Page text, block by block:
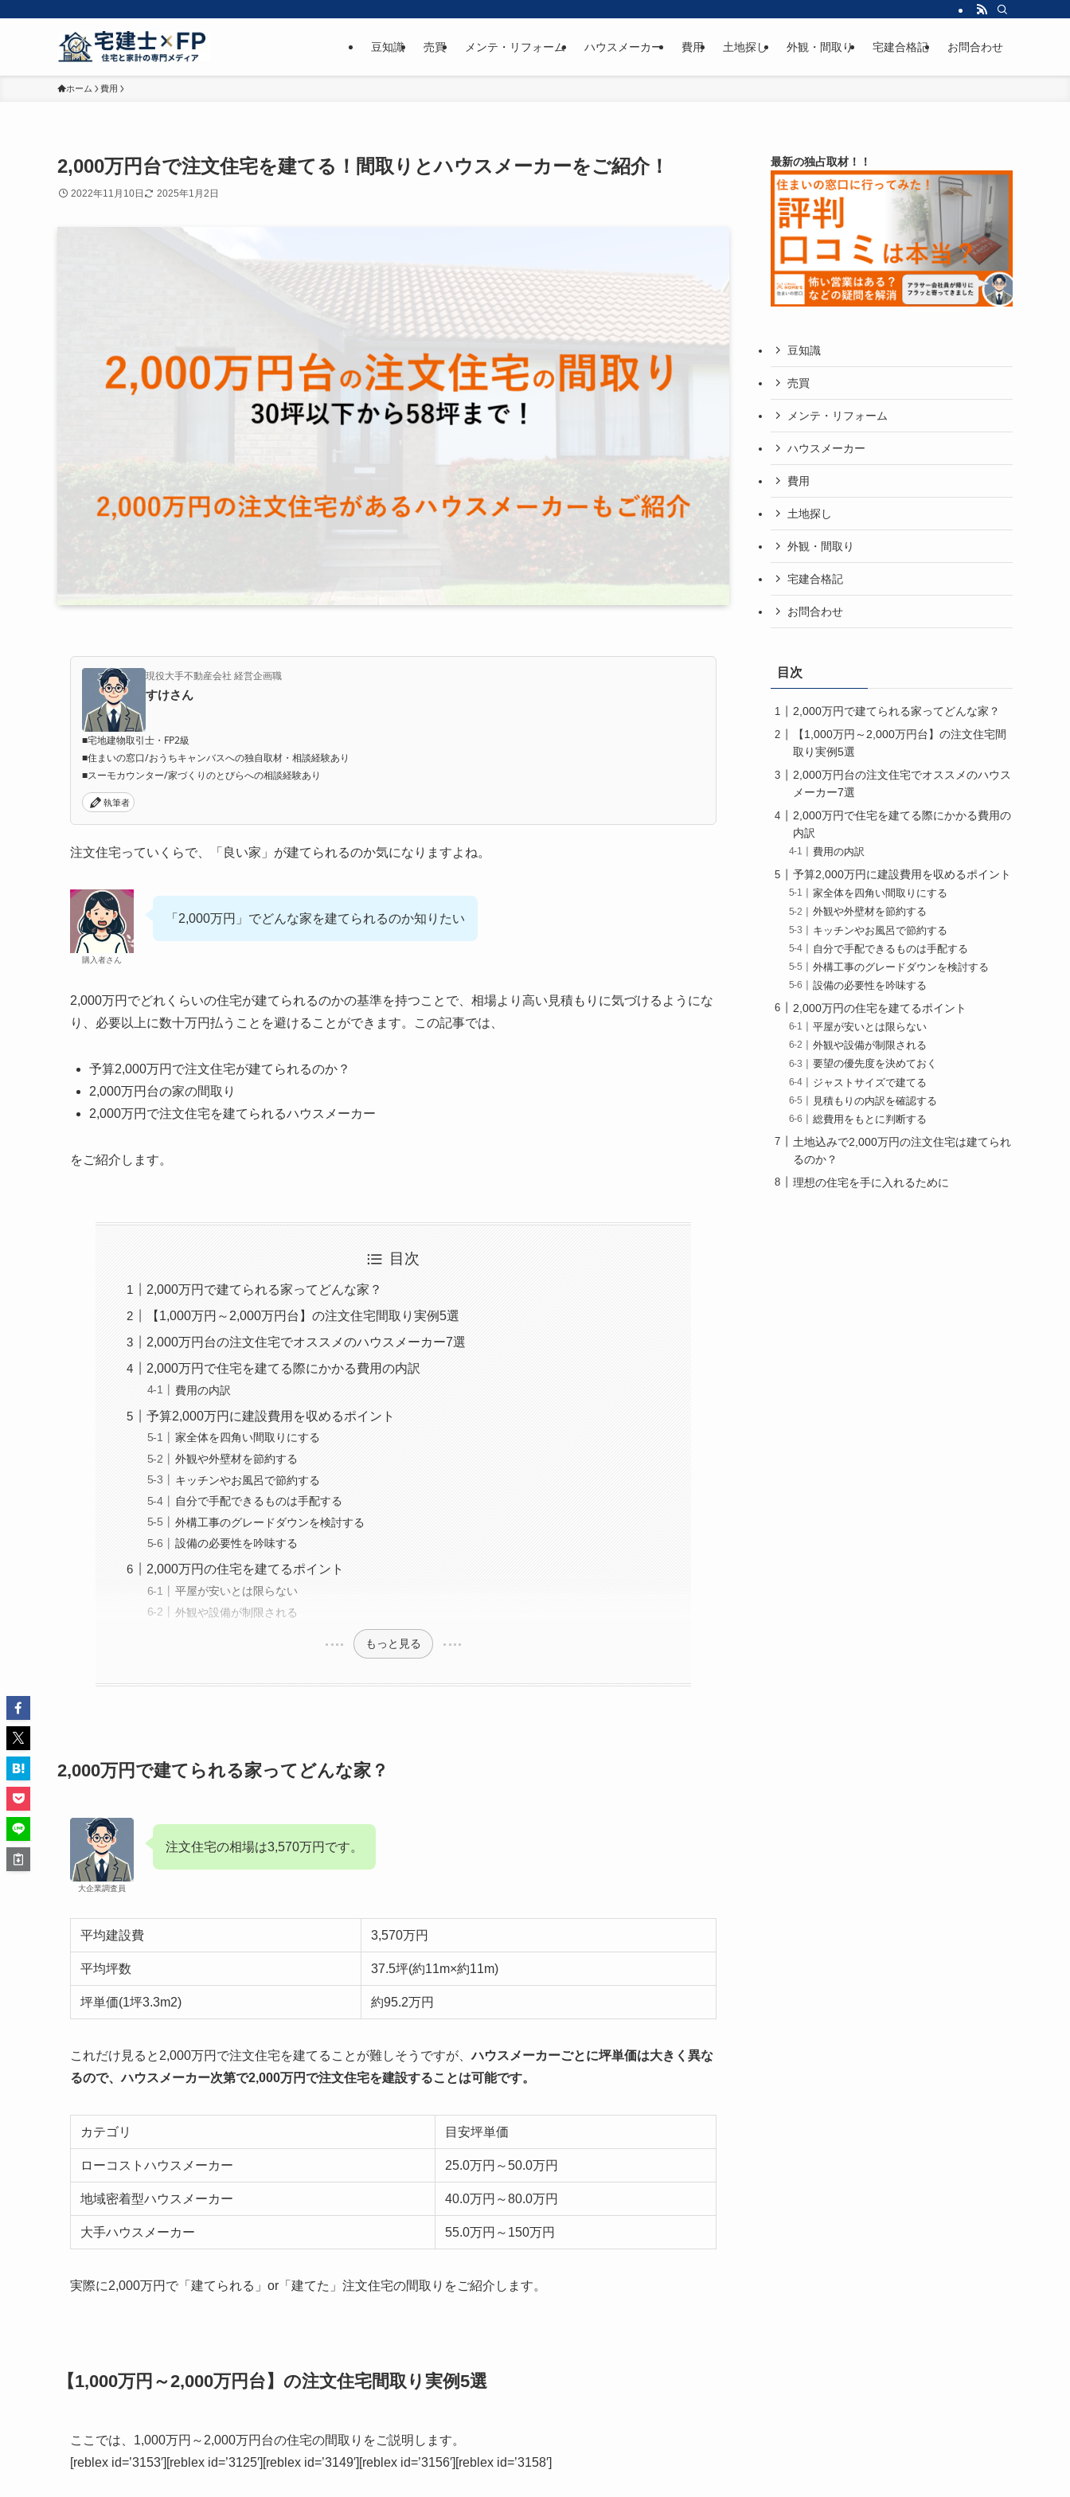
豆知識 売買 メンテ・リフォーム ハウスメーカー 費用 土地探し 外観・間取り 宅建合格記 お問合わせ
ホーム 費用
2,000万円台で注文住宅を建てる！間取りとハウスメーカーをご紹介！
2022年11月10日 2025年1月2日
現役大手不動産会社 経営企画職
すけさん
■宅地建物取引士・FP2級
■住まいの窓口/おうちキャンバスへの独自取材・相談経験あり
■スーモカウンター/家づくりのとびらへの相談経験あり
執筆者
注文住宅っていくらで、「良い家」が建てられるのか気になりますよね。
購入者さん
「2,000万円」でどんな家を建てられるのか知りたい
2,000万円でどれくらいの住宅が建てられるのかの基準を持つことで、相場より高い見積もりに気づけるようにな
り、必要以上に数十万円払うことを避けることができます。この記事では、
予算2,000万円で注文住宅が建てられるのか？
2,000万円台の家の間取り
2,000万円で注文住宅を建てられるハウスメーカー
をご紹介します。
目次
2,000万円で建てられる家ってどんな家？
【1,000万円～2,000万円台】の注文住宅間取り実例5選
2,000万円台の注文住宅でオススメのハウスメーカー7選
2,000万円で住宅を建てる際にかかる費用の内訳
費用の内訳
予算2,000万円に建設費用を収めるポイント
家全体を四角い間取りにする
外観や外壁材を節約する
キッチンやお風呂で節約する
自分で手配できるものは手配する
外構工事のグレードダウンを検討する
設備の必要性を吟味する
2,000万円の住宅を建てるポイント
平屋が安いとは限らない
外観や設備が制限される
もっと見る
2,000万円で建てられる家ってどんな家？
大企業調査員
注文住宅の相場は3,570万円です。
平均建設費 3,570万円
平均坪数 37.5坪(約11m×約11m)
坪単価(1坪3.3m2) 約95.2万円
これだけ見ると2,000万円で注文住宅を建てることが難しそうですが、ハウスメーカーごとに坪単価は大きく異な
るので、ハウスメーカー次第で2,000万円で注文住宅を建設することは可能です。
カテゴリ 目安坪単価
ローコストハウスメーカー 25.0万円～50.0万円
地域密着型ハウスメーカー 40.0万円～80.0万円
大手ハウスメーカー 55.0万円～150万円
実際に2,000万円で「建てられる」or「建てた」注文住宅の間取りをご紹介します。
【1,000万円～2,000万円台】の注文住宅間取り実例5選
ここでは、1,000万円～2,000万円台の住宅の間取りをご説明します。
[reblex id=’3153′][reblex id=’3125′][reblex id=’3149′][reblex id=’3156′][reblex id=’3158′]
最新の独占取材！！
豆知識
売買
メンテ・リフォーム
ハウスメーカー
費用
土地探し
外観・間取り
宅建合格記
お問合わせ
目次
2,000万円で建てられる家ってどんな家？
【1,000万円～2,000万円台】の注文住宅間
取り実例5選
2,000万円台の注文住宅でオススメのハウス
メーカー7選
2,000万円で住宅を建てる際にかかる費用の
内訳
費用の内訳
予算2,000万円に建設費用を収めるポイント
家全体を四角い間取りにする
外観や外壁材を節約する
キッチンやお風呂で節約する
自分で手配できるものは手配する
外構工事のグレードダウンを検討する
設備の必要性を吟味する
2,000万円の住宅を建てるポイント
平屋が安いとは限らない
外観や設備が制限される
要望の優先度を決めておく
ジャストサイズで建てる
見積もりの内訳を確認する
総費用をもとに判断する
土地込みで2,000万円の注文住宅は建てられ
るのか？
理想の住宅を手に入れるために